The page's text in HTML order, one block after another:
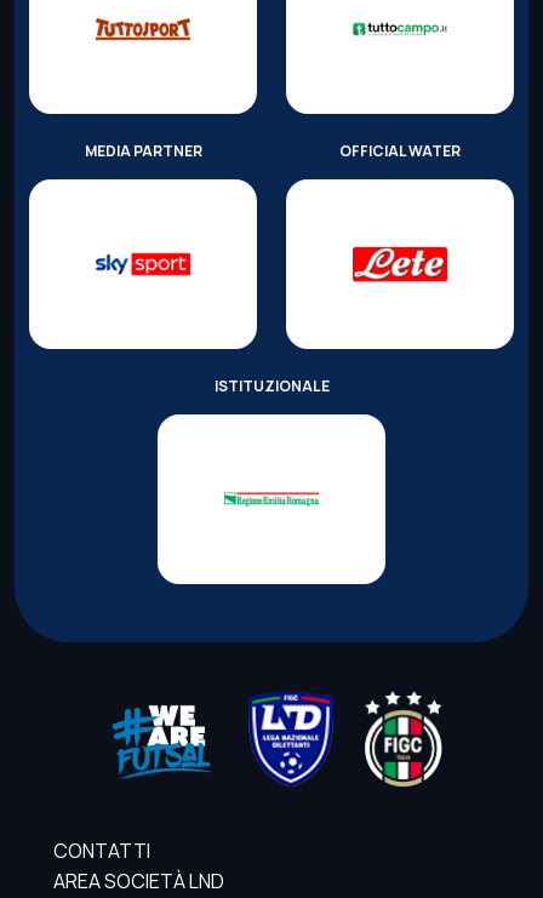
MEDIA PARTNER OFFICIAL WATER
ISTITUZIONALE
CONTATTI
AREA SOCIETÀ LND